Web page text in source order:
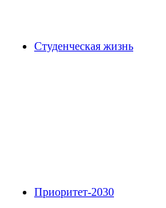
Студенческая жизнь
Приоритет-2030